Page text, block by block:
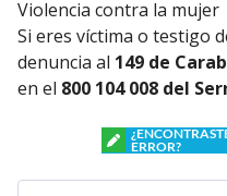
Violencia contra la mujer
Si eres víctima o testigo
denuncia al 149 de
en el 800 104 008 del
ERROR?